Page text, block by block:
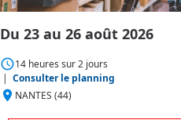
Du 23 au 26 août 2026
access_time14 heuressur2 jours
| Consulter le planning
place NANTES (44)